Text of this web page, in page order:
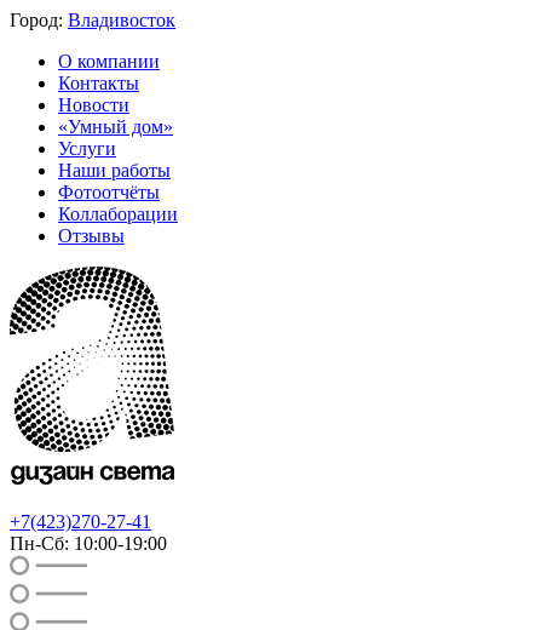
Город: Владивосток
О компании
Контакты
Новости
«Умный дом»
Услуги
Наши работы
Фотоотчёты
Коллаборации
Отзывы
+7(423)270-27-41
Пн-Сб: 10:00-19:00